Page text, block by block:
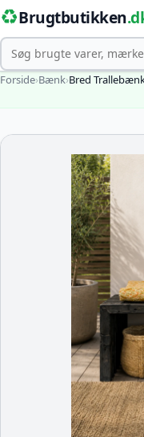
♻️Brugtbutikken
Søg
Forside›Bænk›Bred